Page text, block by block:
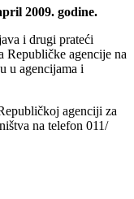
2009. godine.
i drugi prateći
Republičke agencije na
u agencijama i
agenciji za
na telefon 011/